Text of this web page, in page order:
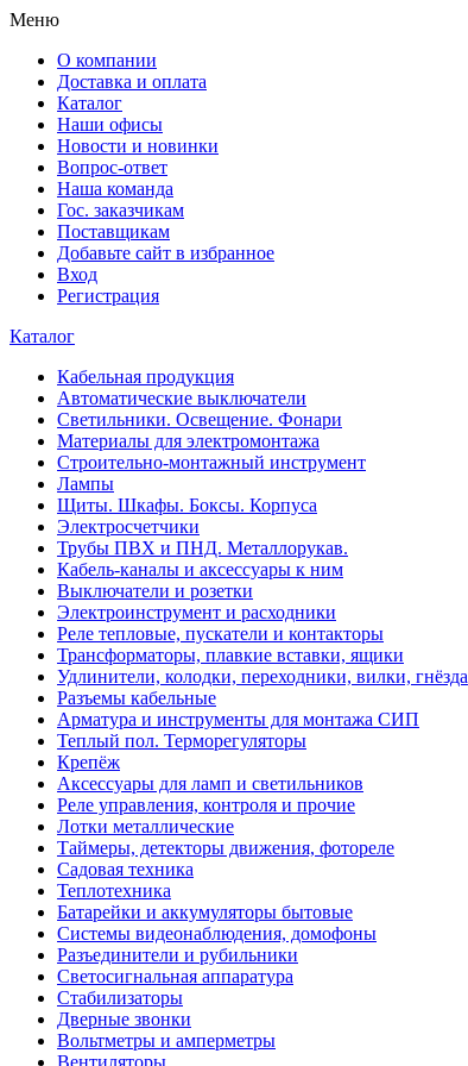
Меню
О компании
Доставка и оплата
Каталог
Наши офисы
Новости и новинки
Вопрос-ответ
Наша команда
Гос. заказчикам
Поставщикам
Добавьте сайт в избранное
Вход
Регистрация
Каталог
Кабельная продукция
Автоматические выключатели
Светильники. Освещение. Фонари
Материалы для электромонтажа
Строительно-монтажный инструмент
Лампы
Щиты. Шкафы. Боксы. Корпуса
Электросчетчики
Трубы ПВХ и ПНД. Металлорукав.
Кабель-каналы и аксессуары к ним
Выключатели и розетки
Электроинструмент и расходники
Реле тепловые, пускатели и контакторы
Трансформаторы, плавкие вставки, ящики
Удлинители, колодки, переходники, вилки, гнёзда
Разъемы кабельные
Арматура и инструменты для монтажа СИП
Теплый пол. Терморегуляторы
Крепёж
Аксессуары для ламп и светильников
Реле управления, контроля и прочие
Лотки металлические
Таймеры, детекторы движения, фотореле
Садовая техника
Теплотехника
Батарейки и аккумуляторы бытовые
Системы видеонаблюдения, домофоны
Разъединители и рубильники
Светосигнальная аппаратура
Стабилизаторы
Дверные звонки
Вольтметры и амперметры
Вентиляторы